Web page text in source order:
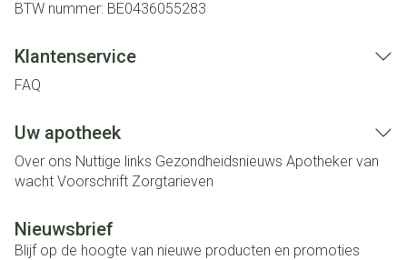
BTW nummer: BE0436055283
Klantenservice
FAQ
Uw apotheek
Over ons Nuttige links Gezondheidsnieuws Apotheker van
wacht Voorschrift Zorgtarieven
Nieuwsbrief
Blijf op de hoogte van nieuwe producten en promoties